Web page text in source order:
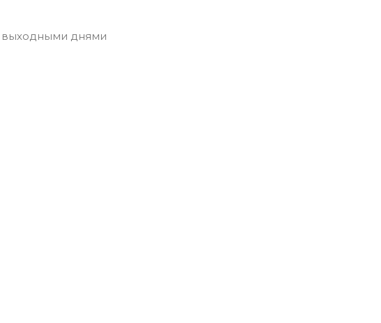
выходными днями